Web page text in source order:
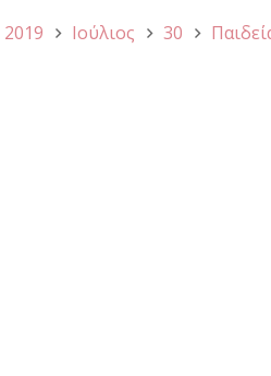
2019 Ιούλιος 30